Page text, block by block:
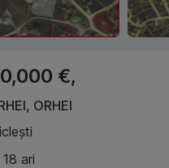
€,
, ORHEI
18 ari